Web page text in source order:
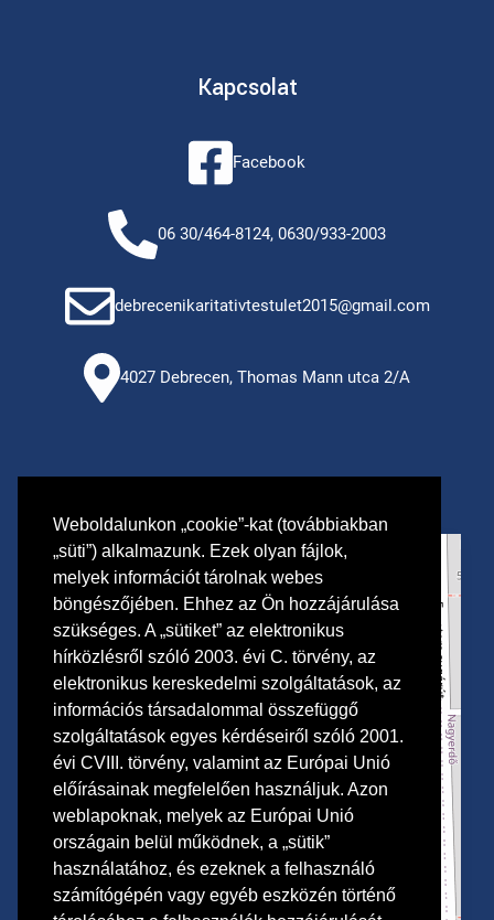
Weboldalunkon „cookie”-kat (továbbiakban
„süti”) alkalmazunk. Ezek olyan fájlok,
melyek információt tárolnak webes
böngészőjében. Ehhez az Ön hozzájárulása
szükséges. A „sütiket” az elektronikus
hírközlésről szóló 2003. évi C. törvény, az
elektronikus kereskedelmi szolgáltatások, az
információs társadalommal összefüggő
szolgáltatások egyes kérdéseiről szóló 2001.
évi CVIII. törvény, valamint az Európai Unió
előírásainak megfelelően használjuk. Azon
weblapoknak, melyek az Európai Unió
országain belül működnek, a „sütik”
használatához, és ezeknek a felhasználó
számítógépén vagy egyéb eszközén történő
Kapcsolat
Facebook
06 30/464-8124, 0630/933-2003
debrecenikaritativtestulet2015@gmail.com
4027 Debrecen, Thomas Mann utca 2/A
DMJV Család- és Gyermekjóléti Központja
+
−